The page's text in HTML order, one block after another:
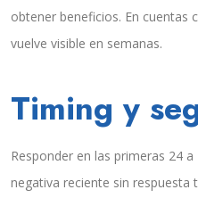
obtener beneficios. En cuentas
vuelve visible en semanas.
Timing y
Responder en las primeras 24
negativa reciente sin respuesta